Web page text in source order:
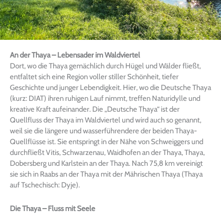
An der Thaya – Lebensader im Waldviertel
Dort, wo die Thaya gemächlich durch Hügel und Wälder fließt,
entfaltet sich eine Region voller stiller Schönheit, tiefer
Geschichte und junger Lebendigkeit. Hier, wo die Deutsche Thaya
(kurz: DIAT) ihren ruhigen Lauf nimmt, treffen Naturidylle und
kreative Kraft aufeinander. Die „Deutsche Thaya“ ist der
Quellfluss der Thaya im Waldviertel und wird auch so genannt,
weil sie die längere und wasserführendere der beiden Thaya-
Quellflüsse ist. Sie entspringt in der Nähe von Schweiggers und
durchfließt Vitis, Schwarzenau, Waidhofen an der Thaya, Thaya,
Dobersberg und Karlstein an der Thaya. Nach 75,8 km vereinigt
sie sich in Raabs an der Thaya mit der Mährischen Thaya (Thaya
auf Tschechisch: Dyje).
Die Thaya – Fluss mit Seele